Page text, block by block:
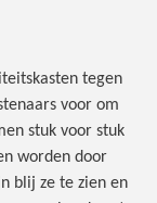
tegen
voor om
stuk voor stuk
worden door
blij ze te zien en